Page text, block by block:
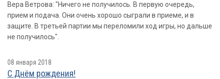
Вера Ветрова: "Ничего не получилось. В первую очередь,
прием и подача. Они очень хорошо сыграли в приеме, и в
защите. В третьей партии мы переломили ход игры, но дальше
не получилось".
08 января 2018
С Днём рождения!